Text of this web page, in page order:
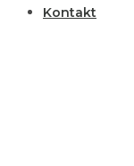
Kontakt